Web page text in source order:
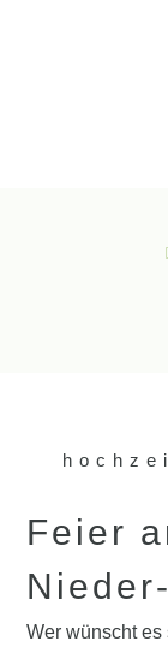
Feier
Wer wünscht